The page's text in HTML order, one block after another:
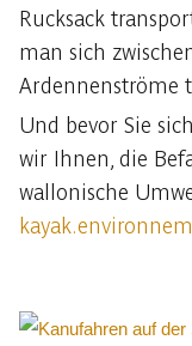
Rucksack
man sich
Ardennenströme
Und bevor Sie
wir Ihnen, die
wallonische